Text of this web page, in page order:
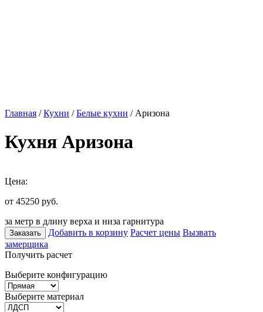
Главная /Кухни /Белые кухни / Аризона
Кухня Аризона
Цена:
от 45250 руб.
за метр в длину верха и низа гарнитура
Заказать Добавить в корзину Расчет цены Вызвать
замерщика
Получить расчет
Выберите конфигурацию
Выберите материал